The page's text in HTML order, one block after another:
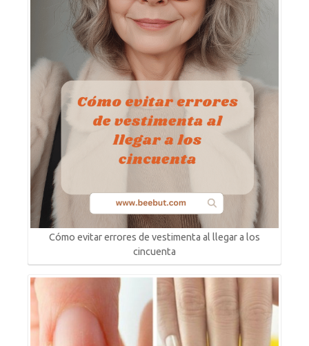
Cómo evitar errores de vestimenta al llegar a los
cincuenta